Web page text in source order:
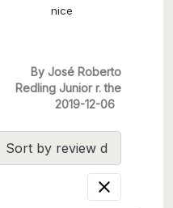
nice
By José Roberto
Redling Junior r. the
2019-12-06
